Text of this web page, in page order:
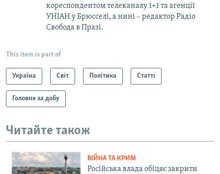
кореспондентом телеканалу 1+1 та агенції
УНІАН у Брюсселі, а нині – редактор Радіо
Свобода в Празі.
This item is part of
Україна Світ Політика Статті
Головне за добу
Читайте також
ВІЙНА ТА КРИМ
Російська влада обіцяє закрити